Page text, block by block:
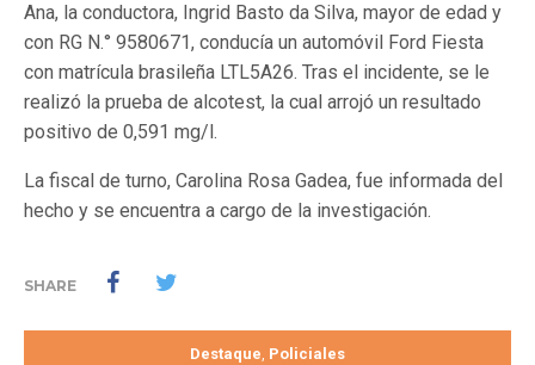
Ana, la conductora, Ingrid Basto da Silva, mayor de edad y
con RG N.° 9580671, conducía un automóvil Ford Fiesta
con matrícula brasileña LTL5A26. Tras el incidente, se le
realizó la prueba de alcotest, la cual arrojó un resultado
positivo de 0,591 mg/l.
La fiscal de turno, Carolina Rosa Gadea, fue informada del
hecho y se encuentra a cargo de la investigación.
SHARE
Destaque, Policiales